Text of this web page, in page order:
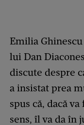
Emilia
lui Dan
discute despre
a insistat prea
spus că, dacă
sens, îl va da în